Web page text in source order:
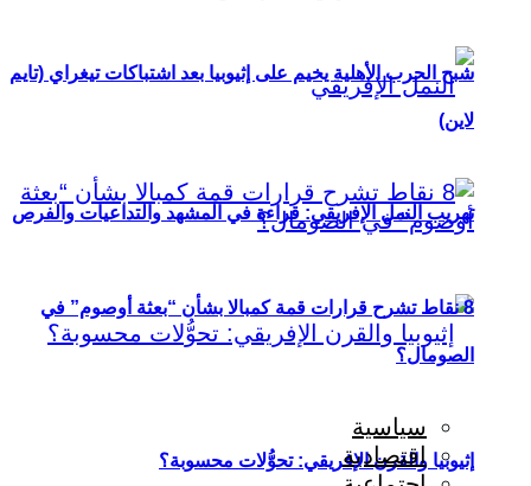
تهريب النمل الإفريقي: قراءة في المشهد والتداعيات والفرص
إثيوبيا والقرن الإفريقي: تحوُّلات محسوبة؟
شبح الحرب الأهلية يخيم على إثيوبيا بعد اشتباكات تيغراي (تايم
لاين)
8 نقاط تشرح قرارات قمة كمبالا بشأن “بعثة أوصوم” في
الصومال؟
سياسية
اقتصادية